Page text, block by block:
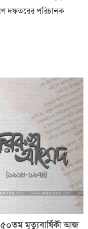
দফতরের পরিচালক
মৃত্যুবার্ষিকী আজ